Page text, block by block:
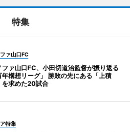
特集
ァ山口FC
ファ山口FC、小田切道治監督が振り返る
年構想リーグ」 勝敗の先にある「上積
を求めた20試合
特集